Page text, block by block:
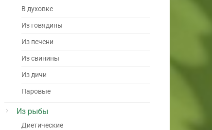
В духовке
Из говядины
Из печени
Из свинины
Из дичи
Паровые
Из рыбы
Диетические